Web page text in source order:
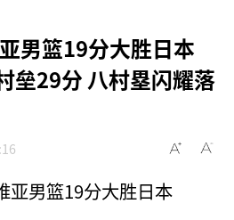
男篮19分大胜日本
垒29分 八村塁闪耀落
亚男篮19分大胜日本